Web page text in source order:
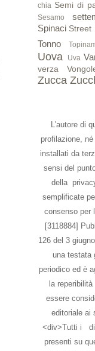
chia Semi di
Sesamo
Spinaci Street
Tonno
Uova
Uva
verza
Zucca
L'autore di
profilazione,
installati da
sensi del
della
semplificate
consenso per
[3118884]
126 del 3
una testata
periodico ed è
la
essere
editoriale ai
<div>Tutti i
presenti su